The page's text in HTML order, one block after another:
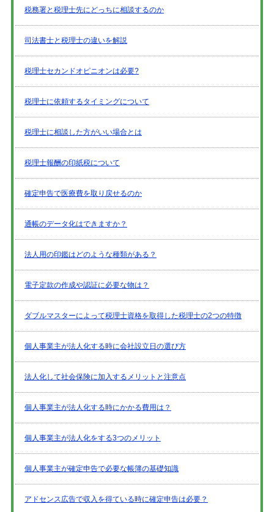
税務署と税理士先にどっちに相談するのか
司法書士と税理士の違いを解説
税理士セカンドオピニオンは必要?
税理士に依頼するタイミングについて
税理士に相談した方がいい場合とは
税理士報酬の印紙税について
確定申告で医療費を取り戻せるのか
通帳のデータ化はできますか？
法人用の印鑑はどのような種類がある？
電子定款の作成や認証に必要な物は？
ダブルマスターによって税理士資格を取得した税理士の2つの特徴
個人事業主が法人化する時に会社設立日の選び方
法人化して社会保険に加入するメリットと注意点
個人事業主が法人化する時にかかる費用は？
個人事業主が法人化をする3つのメリット
個人事業主が確定申告で必要な帳簿の基礎知識
アドセンス広告で収入を得ている時に確定申告は必要？